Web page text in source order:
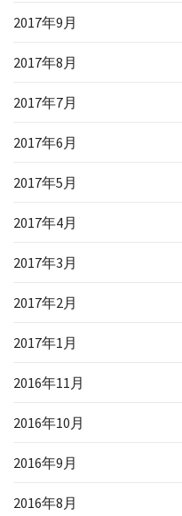
2017年9月
2017年8月
2017年7月
2017年6月
2017年5月
2017年4月
2017年3月
2017年2月
2017年1月
2016年11月
2016年10月
2016年9月
2016年8月